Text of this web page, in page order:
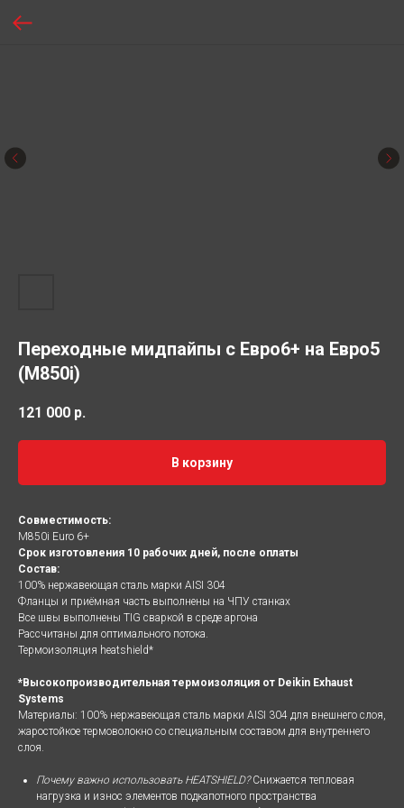
Переходные мидпайпы с Евро6+ на Евро5
(M850i)
121 000 р.
В корзину
Совместимость:
M850i Euro 6+
Срок изготовления 10 рабочих дней, после оплаты
Состав:
100% нержавеющая сталь марки AISI 304
Фланцы и приёмная часть выполнены на ЧПУ станках
Все швы выполнены TIG сваркой в среде аргона
Рассчитаны для оптимального потока.
Термоизоляция heatshield*
*Высокопроизводительная термоизоляция от Deikin Exhaust
Systems
Материалы: 100% нержавеющая сталь марки AISI 304 для внешнего слоя,
жаростойкое термоволокно со специальным составом для внутреннего
слоя.
Почему важно использовать HEATSHIELD?Снижается тепловая
нагрузка и износ элементов подкапотного пространства